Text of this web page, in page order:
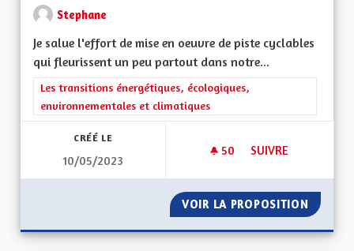
Stephane
Je salue l'effort de mise en oeuvre de piste cyclables
qui fleurissent un peu partout dans notre...
Filtrer les résultats de la catégorie : Les transitions
Les transitions énergétiques, écologiques,
environnementales et climatiques
CRÉÉ LE
10/05/2023
50 50 ABONNÉS
SUIVRE
VOIR LA PROPOSITION